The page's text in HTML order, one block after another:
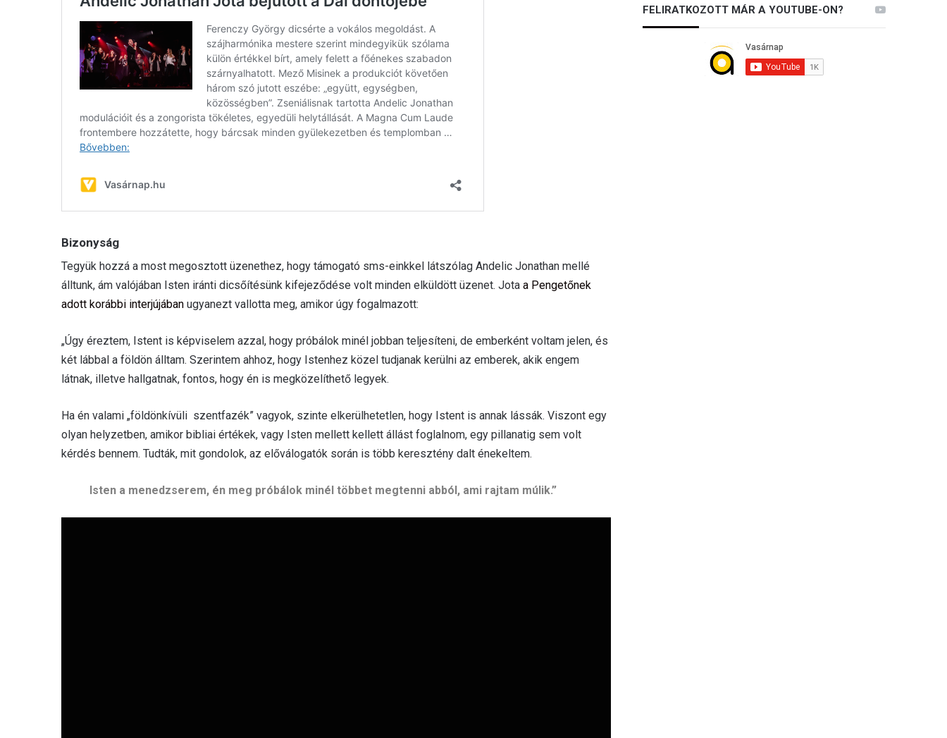
Bizonyság
Tegyük hozzá a most megosztott üzenethez, hogy támogató sms-einkkel látszólag Andelic Jonathan mellé
álltunk, ám valójában Isten iránti dicsőítésünk kifejeződése volt minden elküldött üzenet. Jota a Pengetőnek
adott korábbi interjújában ugyanezt vallotta meg, amikor úgy fogalmazott:
„Úgy éreztem, Istent is képviselem azzal, hogy próbálok minél jobban teljesíteni, de emberként voltam jelen, és
két lábbal a földön álltam. Szerintem ahhoz, hogy Istenhez közel tudjanak kerülni az emberek, akik engem
látnak, illetve hallgatnak, fontos, hogy én is megközelíthető legyek.
Ha én valami „földönkívüli szentfazék” vagyok, szinte elkerülhetetlen, hogy Istent is annak lássák. Viszont egy
olyan helyzetben, amikor bibliai értékek, vagy Isten mellett kellett állást foglalnom, egy pillanatig sem volt
kérdés bennem. Tudták, mit gondolok, az előválogatók során is több keresztény dalt énekeltem.
Isten a menedzserem, én meg próbálok minél többet megtenni abból, ami rajtam múlik.”
FELIRATKOZOTT MÁR A YOUTUBE-ON?